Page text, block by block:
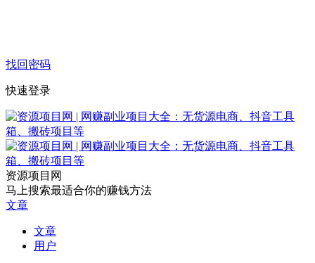
找回密码
快速登录
资源项目网
马上搜索最适合你的赚钱方法
文章
文章
用户